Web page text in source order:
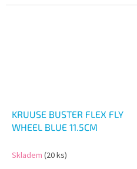
KRUUSE BUSTER FLEX FLY
WHEEL BLUE 11.5CM
Skladem (20 ks)